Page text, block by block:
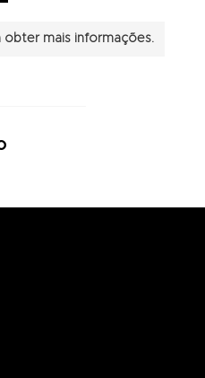
obter mais informações.